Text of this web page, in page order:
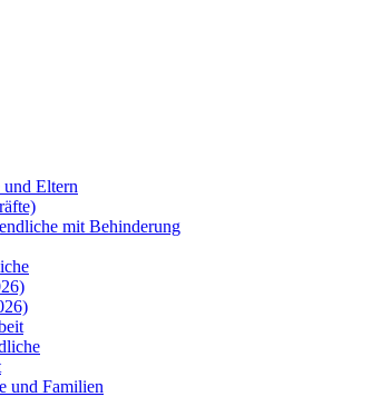
Eltern
mit Behinderung
und Familien